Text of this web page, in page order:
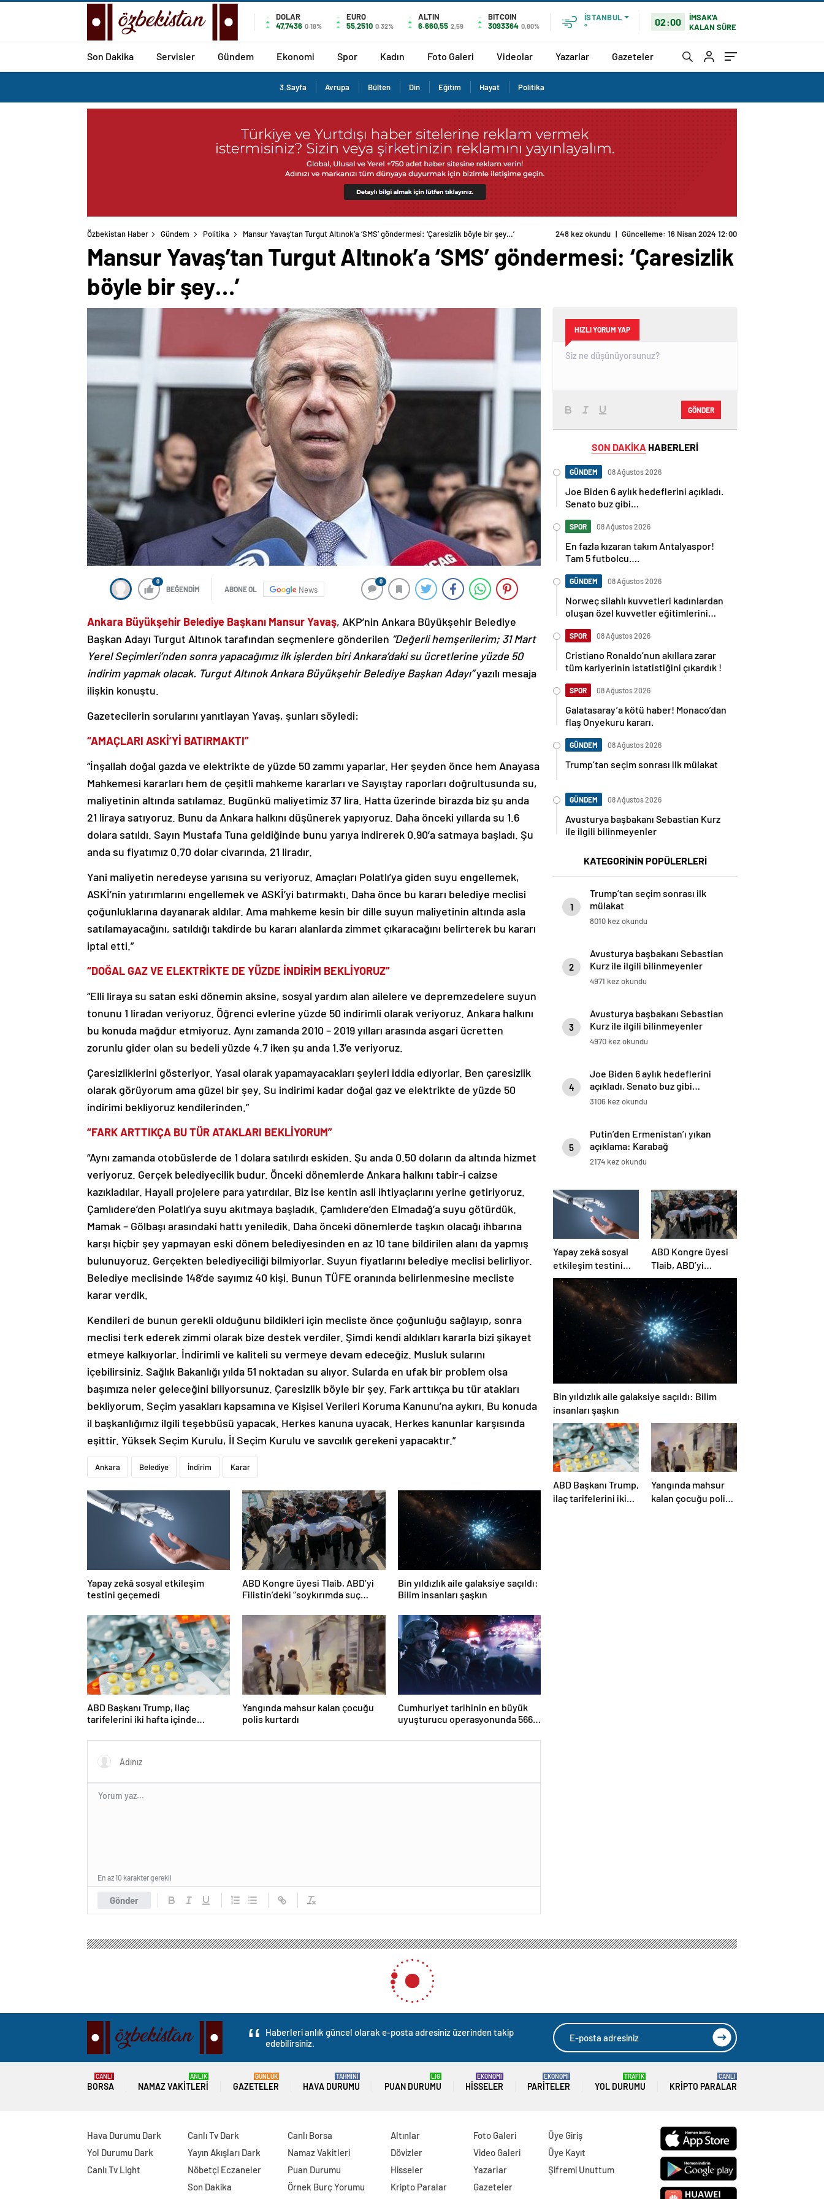
DOLAR
47,7436 0.18%
EURO
55,2510 0.32%
ALTIN
6.660,55 2,59
BITCOIN
3093364 0,80%
İSTANBUL
°
02:00
İMSAK'A
KALAN SÜRE
Son Dakika Servisler Gündem Ekonomi Spor Kadın Foto Galeri Videolar Yazarlar Gazeteler
3.Sayfa Avrupa Bülten Din Eğitim Hayat Politika
Özbekistan Haber Gündem Politika Mansur Yavaş’tan Turgut Altınok’a ‘SMS’ göndermesi: ‘Çaresizlik böyle bir şey…’ 248 kez okundu | Güncelleme: 16 Nisan 2024 12:00
Mansur Yavaş’tan Turgut Altınok’a ‘SMS’ göndermesi: ‘Çaresizlik
böyle bir şey…’
0
BEĞENDİM ABONE OL News
0
Ankara Büyükşehir Belediye Başkanı Mansur Yavaş, AKP’nin Ankara Büyükşehir Belediye
Başkan Adayı Turgut Altınok tarafından seçmenlere gönderilen “Değerli hemşerilerim; 31 Mart
Yerel Seçimleri’nden sonra yapacağımız ilk işlerden biri Ankara’daki su ücretlerine yüzde 50
indirim yapmak olacak. Turgut Altınok Ankara Büyükşehir Belediye Başkan Adayı”yazılı mesaja
ilişkin konuştu.
Gazetecilerin sorularını yanıtlayan Yavaş, şunları söyledi:
“AMAÇLARI ASKİ’Yİ BATIRMAKTI”
“İnşallah doğal gazda ve elektrikte de yüzde 50 zammı yaparlar. Her şeyden önce hem Anayasa
Mahkemesi kararları hem de çeşitli mahkeme kararları ve Sayıştay raporları doğrultusunda su,
maliyetinin altında satılamaz. Bugünkü maliyetimiz 37 lira. Hatta üzerinde birazda biz şu anda
21 liraya satıyoruz. Bunu da Ankara halkını düşünerek yapıyoruz. Daha önceki yıllarda su 1.6
dolara satıldı. Sayın Mustafa Tuna geldiğinde bunu yarıya indirerek 0.90’a satmaya başladı. Şu
anda su fiyatımız 0.70 dolar civarında, 21 liradır.
Yani maliyetin neredeyse yarısına su veriyoruz. Amaçları Polatlı’ya giden suyu engellemek,
ASKİ’nin yatırımlarını engellemek ve ASKİ’yi batırmaktı. Daha önce bu kararı belediye meclisi
çoğunluklarına dayanarak aldılar. Ama mahkeme kesin bir dille suyun maliyetinin altında asla
satılamayacağını, satıldığı takdirde bu kararı alanlarda zimmet çıkaracağını belirterek bu kararı
iptal etti.”
“DOĞAL GAZ VE ELEKTRİKTE DE YÜZDE İNDİRİM BEKLİYORUZ”
“Elli liraya su satan eski dönemin aksine, sosyal yardım alan ailelere ve depremzedelere suyun
tonunu 1 liradan veriyoruz. Öğrenci evlerine yüzde 50 indirimli olarak veriyoruz. Ankara halkını
bu konuda mağdur etmiyoruz. Aynı zamanda 2010 – 2019 yılları arasında asgari ücretten
zorunlu gider olan su bedeli yüzde 4.7 iken şu anda 1.3’e veriyoruz.
Çaresizliklerini gösteriyor. Yasal olarak yapamayacakları şeyleri iddia ediyorlar. Ben çaresizlik
olarak görüyorum ama güzel bir şey. Su indirimi kadar doğal gaz ve elektrikte de yüzde 50
indirimi bekliyoruz kendilerinden.”
“FARK ARTTIKÇA BU TÜR ATAKLARI BEKLİYORUM”
“Aynı zamanda otobüslerde de 1 dolara satılırdı eskiden. Şu anda 0.50 doların da altında hizmet
veriyoruz. Gerçek belediyecilik budur. Önceki dönemlerde Ankara halkını tabir-i caizse
kazıkladılar. Hayali projelere para yatırdılar. Biz ise kentin asli ihtiyaçlarını yerine getiriyoruz.
Çamlıdere’den Polatlı’ya suyu akıtmaya başladık. Çamlıdere’den Elmadağ’a suyu götürdük.
Mamak – Gölbaşı arasındaki hattı yeniledik. Daha önceki dönemlerde taşkın olacağı ihbarına
karşı hiçbir şey yapmayan eski dönem belediyesinden en az 10 tane bildirilen alanı da yapmış
bulunuyoruz. Gerçekten belediyeciliği bilmiyorlar. Suyun fiyatlarını belediye meclisi belirliyor.
Belediye meclisinde 148’de sayımız 40 kişi. Bunun TÜFE oranında belirlenmesine mecliste
karar verdik.
Kendileri de bunun gerekli olduğunu bildikleri için mecliste önce çoğunluğu sağlayıp, sonra
meclisi terk ederek zimmi olarak bize destek verdiler. Şimdi kendi aldıkları kararla bizi şikayet
etmeye kalkıyorlar. İndirimli ve kaliteli su vermeye devam edeceğiz. Musluk sularını
içebilirsiniz. Sağlık Bakanlığı yılda 51 noktadan su alıyor. Sularda en ufak bir problem olsa
başımıza neler geleceğini biliyorsunuz. Çaresizlik böyle bir şey. Fark arttıkça bu tür atakları
bekliyorum. Seçim yasakları kapsamına ve Kişisel Verileri Koruma Kanunu’na aykırı. Bu konuda
il başkanlığımız ilgili teşebbüsü yapacak. Herkes kanuna uyacak. Herkes kanunlar karşısında
eşittir. Yüksek Seçim Kurulu, İl Seçim Kurulu ve savcılık gerekeni yapacaktır.”
Ankara Belediye İndirim Karar
Yapay zekâ sosyal etkileşim
testini geçemedi
ABD Kongre üyesi Tlaib, ABD’yi
Filistin’deki “soykırımda suç
Bin yıldızlık aile galaksiye saçıldı:
Bilim insanları şaşkın
ABD Başkanı Trump, ilaç
tarifelerini iki hafta içinde
Yangında mahsur kalan çocuğu
polis kurtardı
Cumhuriyet tarihinin en büyük
uyuşturucu operasyonunda 566
Gönder
En az 10 karakter gerekli
HIZLI YORUM YAP
GÖNDER
SON DAKİKA HABERLERİ
GÜNDEM 08 Ağustos 2026
Joe Biden 6 aylık hedeflerini açıkladı.
Senato buz gibi…
SPOR 08 Ağustos 2026
En fazla kızaran takım Antalyaspor!
Tam 5 futbolcu….
GÜNDEM 08 Ağustos 2026
Norweç silahlı kuvvetleri kadınlardan
oluşan özel kuvvetler eğitimlerini
SPOR 08 Ağustos 2026
Cristiano Ronaldo’nun akıllara zarar
tüm kariyerinin istatistiğini çıkardık !
SPOR 08 Ağustos 2026
Galatasaray’a kötü haber! Monaco’dan
flaş Onyekuru kararı.
GÜNDEM 08 Ağustos 2026
Trump’tan seçim sonrası ilk mülakat
GÜNDEM 08 Ağustos 2026
Avusturya başbakanı Sebastian Kurz
ile ilgili bilinmeyenler
KATEGORİNİN POPÜLERLERİ
1
Trump’tan seçim sonrası ilk
mülakat
8010 kez okundu
2
Avusturya başbakanı Sebastian
Kurz ile ilgili bilinmeyenler
4971 kez okundu
3
Avusturya başbakanı Sebastian
Kurz ile ilgili bilinmeyenler
4970 kez okundu
4
Joe Biden 6 aylık hedeflerini
açıkladı. Senato buz gibi…
3106 kez okundu
5
Putin’den Ermenistan’ı yıkan
açıklama: Karabağ
Azerbaycan’ın ayrılmaz bir
2174 kez okundu
Yapay zekâ sosyal
etkileşim testini
geçemedi
ABD Kongre üyesi
Tlaib, ABD’yi
Filistin’deki
“soykırımda suç
ortağı” olmakla
itham etti
Bin yıldızlık aile galaksiye saçıldı: Bilim
insanları şaşkın
ABD Başkanı Trump,
ilaç tarifelerini iki
Yangında mahsur
kalan çocuğu polis
Haberleri anlık güncel olarak e-posta adresiniz üzerinden takip
edebilirsiniz.
BORSA
CANLI
NAMAZ VAKITLERI
ANLIK
GAZETELER
GÜNLÜK
HAVA DURUMU
TAHMİNİ
PUAN DURUMU
LİG
HISSELER
EKONOMİ
PARITELER
EKONOMİ
YOL DURUMU
TRAFİK
KRIPTO PARALAR
CANLI
Hava Durumu Dark
Yol Durumu Dark
Canlı Tv Light
Canlı Tv Dark
Yayın Akışları Dark
Nöbetçi Eczaneler
Son Dakika
Canlı Borsa
Namaz Vakitleri
Puan Durumu
Örnek Burç Yorumu
Altınlar
Dövizler
Hisseler
Kripto Paralar
Foto Galeri
Video Galeri
Yazarlar
Gazeteler
Üye Giriş
Üye Kayıt
Şifremi Unuttum